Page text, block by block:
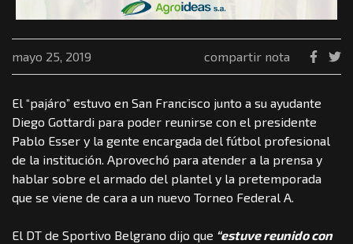
mayo 25, 2019 compartir nota
El “pajáro” estuvo en San Francisco junto a su ayudante
Diego Gottardi para poder reunirse con el presidente
Pablo Esser y la gente encargada del fútbol profesional
de la institución. Aprovechó para atender a la prensa y
hablar sobre el armado del plantel y la pretemporada
que se viene de cara a un nuevo Torneo Federal A.
El DT de Sportivo Belgrano dijo que “estuve reunido con